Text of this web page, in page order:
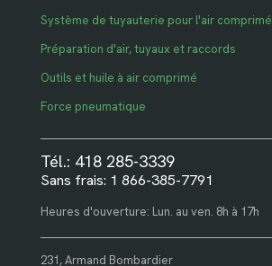
Système de tuyauterie pour l'air comprimé
Préparation d'air, tuyaux et raccords
Outils et huile à air comprimé
Force pneumatique
Tél.: 418 285-3339
Sans frais: 1 866-385-7791
Heures d'ouverture: Lun. au ven. 8h à 17h
231, Armand Bombardier